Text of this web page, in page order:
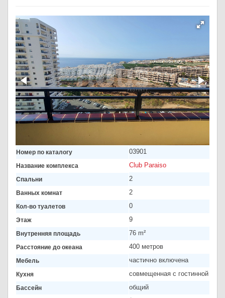
Номер по каталогу 03901
Название комплекса Club Paraiso
Спальни 2
Ванных комнат 2
Кол-во туалетов 0
Этаж 9
Внутренняя площадь 76 m²
Расстояние до океана 400 метров
Мебель частично включена
Кухня совмещенная с гостинной
Бассейн общий